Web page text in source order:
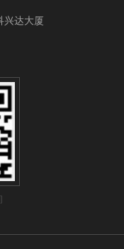
兴达大厦